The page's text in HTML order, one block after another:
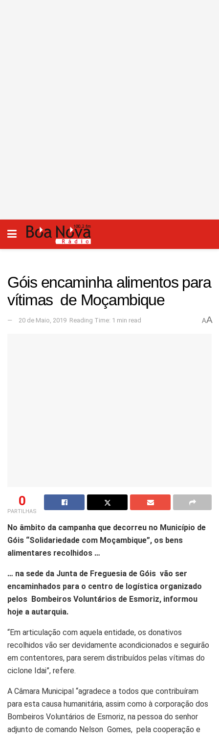
Góis encaminha alimentos para
vítimas de Moçambique
20 de Maio, 2019 Reading Time: 1 min read AA
0
PARTILHAS
No âmbito da campanha que decorreu no Município de
Góis “Solidariedade com Moçambique”, os bens
alimentares recolhidos …
… na sede da Junta de Freguesia de Góis vão ser
encaminhados para o centro de logística organizado
pelos Bombeiros Voluntários de Esmoriz, informou
hoje a autarquia.
“Em articulação com aquela entidade, os donativos
recolhidos vão ser devidamente acondicionados e seguirão
em contentores, para serem distribuídos pelas vítimas do
ciclone Idai”, refere.
A Câmara Municipal “agradece a todos que contribuíram
para esta causa humanitária, assim como à corporação dos
Bombeiros Voluntários de Esmoriz, na pessoa do senhor
adjunto de comando Nelson Gomes, pela cooperação e